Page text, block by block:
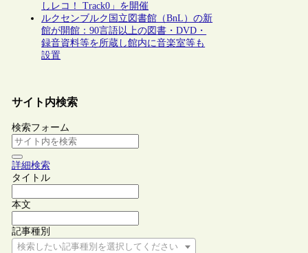
しレコ！ Track0」を開催
ルクセンブルク国立図書館（BnL）の新
館が開館：90言語以上の図書・DVD・
録音資料等を所蔵し館内に音楽室等も
設置
サイト内検索
検索フォーム
詳細検索
タイトル
本文
記事種別
検索したい記事種別を選択してください